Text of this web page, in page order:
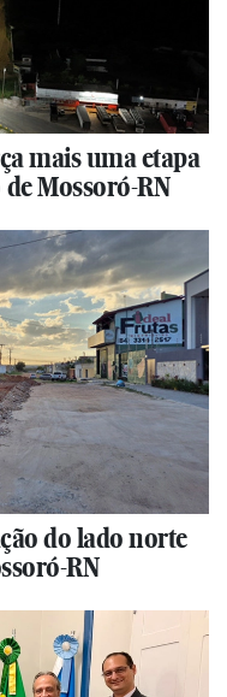
mais uma etapa
Mossoró-RN
do lado norte
RN